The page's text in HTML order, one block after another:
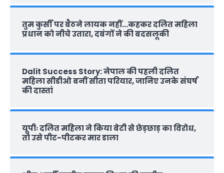
तुम कुर्सी पर बैठने लायक नहीं…कहकर दलित महिला
प्रधान को नीचे उतारा, दबंगों ने की बदसलूकी
Dalit Success Story: नेपाल की पहली दलित
महिला सीडीओ बनीं सीता परियार, जानिए उनके संघर्ष
की दास्‍तां
यूपीः दलित महिला ने किया बेटी से छेड़छाड़ का विरोध,
तो उसे पीट-पीटकर मार डाला